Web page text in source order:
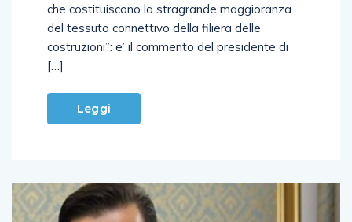
che costituiscono la stragrande maggioranza
del tessuto connettivo della filiera delle
costruzioni”: e’ il commento del presidente di
[…]
Leggi